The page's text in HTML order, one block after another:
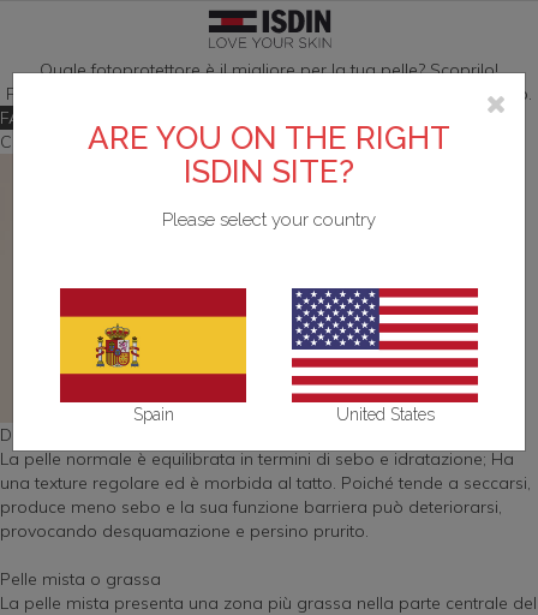
Contorno occhi
Fiale e Sieri
Labbra
Creme e lozioni
Mani e piedi
Repellente insetti
Corpo
Bambini e neonati
Labbra
Allergia solare e danno attinico
Antiage
Macchie e imperfezioni
Pelle atopica
Nutradeica
Fotoprotector ISDIN
Foto Ultra ISDIN
Unisciti a Love ISDIN
Test Scopri il fotoprotettore viso adatto a te
Test Scopri la tua beauty routine
Belgique
Brasil
Bulgaria - България
China - 中国
Quale fotoprotettore è il migliore per la tua pelle?Scoprilo!
Fai il nostro test e dai alla tua pelle la protezione di cui ha bisogno.
FAI IL TEST
Come conoscere il proprio tipo di pelle
Da pelle normale a pelle secca
La pelle normale è equilibrata in termini di sebo e idratazione; Ha
una texture regolare ed è morbida al tatto. Poiché tende a seccarsi,
produce meno sebo e la sua funzione barriera può deteriorarsi,
provocando desquamazione e persino prurito.
Pelle mista o grassa
La pelle mista presenta una zona più grassa nella parte centrale del
ARE YOU ON THE RIGHT
ISDIN SITE?
Please select your country
Spain United States